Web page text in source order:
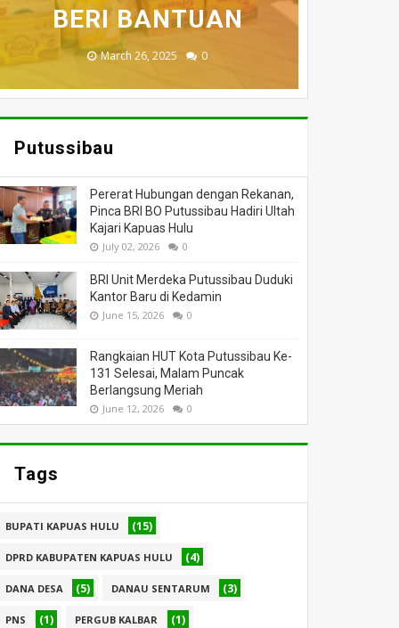
MENINGGAL DUNIA
July 05, 2026 0
HANGUS
November 27, 2025
BERI BANTUAN
March 26, 2025 0
DILALAP API
March 13, 2025 0
MASSA
February 18, 2025
Putussibau
Pererat Hubungan dengan Rekanan,
Pinca BRI BO Putussibau Hadiri Ultah
Kajari Kapuas Hulu
July 02, 2026 0
BRI Unit Merdeka Putussibau Duduki
Kantor Baru di Kedamin
June 15, 2026 0
Rangkaian HUT Kota Putussibau Ke-
131 Selesai, Malam Puncak
Berlangsung Meriah
June 12, 2026 0
Tags
BUPATI KAPUAS HULU (15)
DPRD KABUPATEN KAPUAS HULU (4)
DANA DESA (5) DANAU SENTARUM (3)
PNS (1) PERGUB KALBAR (1)